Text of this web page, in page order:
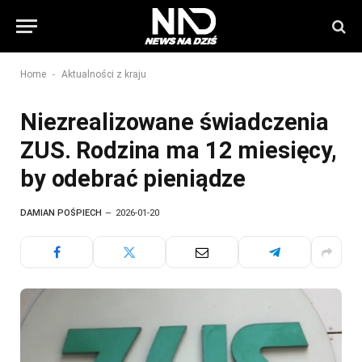
Home - Aktualności z kraju
Niezrealizowane świadczenia
ZUS. Rodzina ma 12 miesięcy,
by odebrać pieniądze
DAMIAN POŚPIECH 2026-01-20